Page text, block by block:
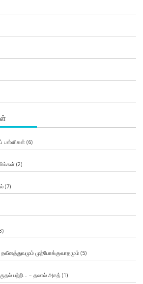
பள்ளிகள் (6)
(2)
(7)
முற்போக்குவாதமும்(5)
பற்றி… – தலால் அசத் (1)